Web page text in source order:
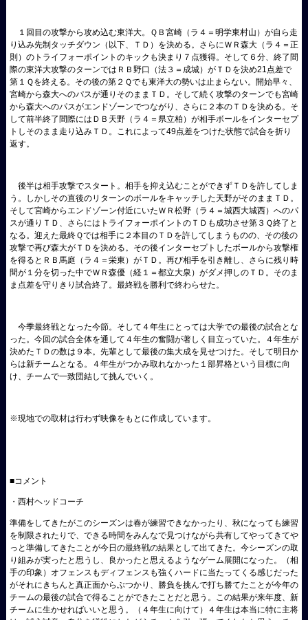
１回目の攻撃から攻め込む東洋大。ＱＢ宮崎（ラ４＝明学東村山）が自ら走
り込み先制タッチダウン（以下、ＴＤ）を決める。さらにＷＲ森大（ラ４＝正
則）のトライフォーポイントのキックも決まり７点獲得。そして６分、終了間
際の東洋大攻撃のターンではＲＢ野口（法３＝成城）がＴＤを決め21点差で
第１Ｑを終える。その後の第２Ｑでも東洋大の勢いは止まらない。開始早々、
宮崎から森大へのパスが通りそのままＴＤ。そして続く攻撃のターンでも宮崎
から森大へのパスがエンドゾーンでつながり、さらに２本のＴＤを決める。そ
して前半終了間際にはＤＢ天野（ラ４＝県立柏）が相手ボールをインターセプ
トしそのまま走り込みＴＤ。これによって49点差をつけた状態で試合を折り
返す。
後半は相手攻撃でスタート。相手を抑え込むことができずＴＤを許してしま
う。しかしその直後のリターンのボールをキャッチした天野がそのままＴＤ。
そして宮崎からエンドゾーン付近にいたＷＲ松野（ラ４＝城西大城西）へのパ
スが通りＴＤ、さらにはトライフォーポイントのＴＤも成功させ第３Ｑ終了と
なる。迎えた最終Ｑでは相手に２本目のＴＤを許してしまうものの、その後の
攻撃で再び森大がＴＤを決める。その後インターセプトしたボールから攻撃権
を得るとＲＢ馬庭（ラ４＝栄東）がＴＤ。再び相手を引き離し、さらに残り時
間が１分を切った中でＷＲ森優（経１＝都立大泉）がダメ押しのＴＤ。そのま
ま点差を守りきり試合終了。最終戦を勝利で終わらせた。
今季最終戦となった今節。そして４年生にとっては大学での最後の試合とな
った。今回の試合全体を通して４年生の奮闘が著しく目立っていた。４年生が
決めたＴＤの数は９本。先輩として最後の集大成を見せつけた。そして明日か
らは新チームとなる。４年生がつかみ取れなかった１部昇格という目標に向
け、チームで一致団結して挑んでいく。
※現地での取材は行わず映像をもとに作成しています。
■コメント
・西村ヘッドコーチ
準備をしてきたがこのシーズンは春が練習できなかったり、秋になっても練習
を制限されたりで、できる時間をみんなで見つけながら共有してやってきてや
っと準備してきたことが今日の最終戦の結果として出てきた。今シーズンの取
り組みが実ったと思うし、良かったと思えるようなゲーム展開になった。（相
手の印象）オフェンスもディフェンスも強くハードに当たってくる感じだった
がそれにきちんと真正面からぶつかり、勝負を挑んで打ち勝てたことが今年の
チームの最後の試合で得ることができたことだと思う。この結果が来年度、新
チームに生かせればいいと思う。（４年生に向けて）４年生は本当に特に主将